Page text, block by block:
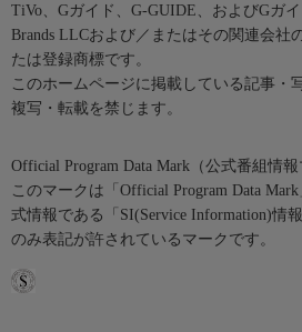
TiVo、Gガイド、G-GUIDE、およびGガ
Brands LLCおよび／またはその関連会社
たは登録商標です。
このホームページに掲載している記事・
複写・転載を禁じます。
Official Program Data Mark（公式番組情報
このマークは「Official Program Data
式情報である「SI(Service Information)情
のみ表記が許されているマークです。